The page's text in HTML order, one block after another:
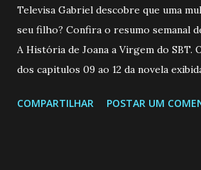
Televisa Gabriel descobre que uma
seu filho? Confira o resumo semanal
A História de Joana a Virgem do SBT.
dos capitulos 09 ao 12 da novela
a Programação Semanal do SBT de
COMPARTILHAR POSTAR UM